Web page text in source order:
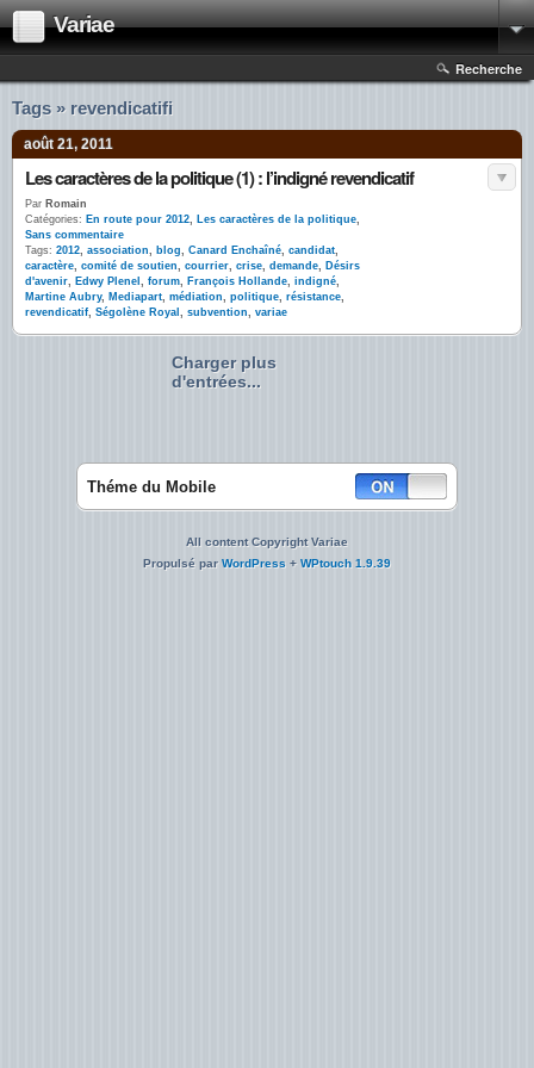
Variae
Recherche
Tags » revendicatifi
août 21, 2011
Les caractères de la politique (1) : l’indigné revendicatif
Par Romain
Catégories: En route pour 2012, Les caractères de la politique,
Sans commentaire
Tags: 2012, association, blog, Canard Enchaîné, candidat,
caractère, comité de soutien, courrier, crise, demande, Désirs
d'avenir, Edwy Plenel , forum, François Hollande, indigné,
Martine Aubry, Mediapart, médiation, politique, résistance,
revendicatif, Ségolène Royal , subvention, variae
Charger plus
d'entrées...
Théme du Mobile
All content Copyright Variae
Propulsé parWordPress + WPtouch 1.9.39